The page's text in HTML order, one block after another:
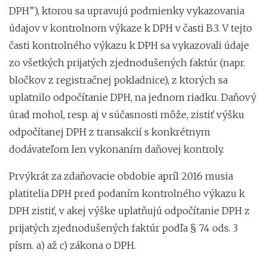
DPH”), ktorou sa upravujú podmienky vykazovania
údajov v kontrolnom výkaze k DPH v časti B.3. V tejto
časti kontrolného výkazu k DPH sa vykazovali údaje
zo všetkých prijatých zjednodušených faktúr (napr.
bločkov z registračnej pokladnice), z ktorých sa
uplatnilo odpočítanie DPH, na jednom riadku. Daňový
úrad mohol, resp. aj v súčasnosti môže, zistiť výšku
odpočítanej DPH z transakcií s konkrétnym
dodávateľom len vykonaním daňovej kontroly.
Prvýkrát za zdaňovacie obdobie apríl 2016 musia
platitelia DPH pred podaním kontrolného výkazu k
DPH zistiť, v akej výške uplatňujú odpočítanie DPH z
prijatých zjednodušených faktúr podľa § 74 ods. 3
písm. a) až c) zákona o DPH.